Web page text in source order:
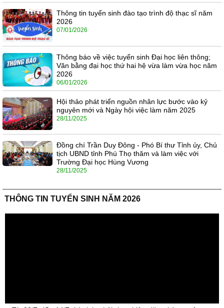
Thông tin tuyển sinh đào tạo trình độ thạc sĩ năm
2026
07/01/2026
Thông báo về việc tuyển sinh Đại học liên thông;
Văn bằng đại học thứ hai hệ vừa làm vừa học năm
2026
06/01/2026
Hội thảo phát triển nguồn nhân lực bước vào kỷ
nguyên mới và Ngày hội việc làm năm 2025
28/11/2025
Đồng chí Trần Duy Đông - Phó Bí thư Tỉnh ủy, Chủ
tịch UBND tỉnh Phú Thọ thăm và làm việc với
Trường Đại học Hùng Vương
28/11/2025
THÔNG TIN TUYỂN SINH NĂM 2026